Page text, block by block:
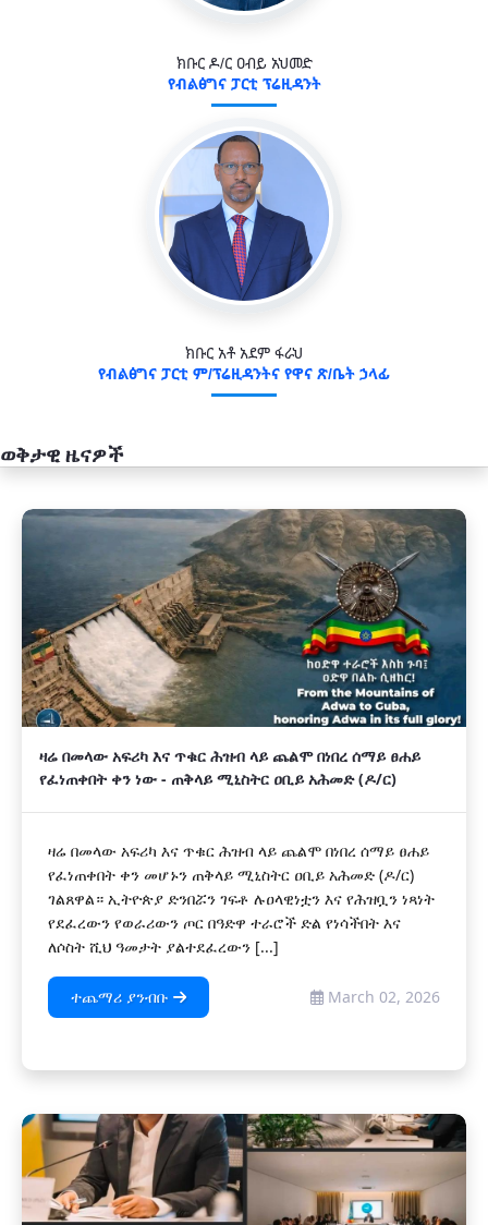
ክቡር ዶ/ር ዐብይ አህመድ
የብልፅግና ፓርቲ ፕሬዚዳንት
ክቡር አቶ አደም ፋራህ
የብልፅግና ፓርቲ ም/ፕሬዚዳንትና የዋና ጽ/ቤት ኃላፊ
ወቅታዊ ዜናዎች
አዲስ
ዛሬ በመላው አፍሪካ እና ጥቁር ሕዝብ ላይ ጨልሞ በነበረ ሰማይ ፀሐይ
የፈነጠቀበት ቀን ነው - ጠቅላይ ሚኒስትር ዐቢይ አሕመድ (ዶ/ር)
ዛሬ በመላው አፍሪካ እና ጥቁር ሕዝብ ላይ ጨልሞ በነበረ ሰማይ ፀሐይ
የፈነጠቀበት ቀን መሆኑን ጠቅላይ ሚኒስትር ዐቢይ አሕመድ (ዶ/ር)
ገልጸዋል። ኢትዮጵያ ድንበሯን ገፍቶ ሉዐላዊነቷን እና የሕዝቧን ነጻነት
የደፈረውን የወራሪውን ጦር በዓድዋ ተራሮች ድል የነሳችበት እና
ለሶስት ሺህ ዓመታት ያልተደፈረውን [...]
ተጨማሪ ያንብቡ March 02, 2026